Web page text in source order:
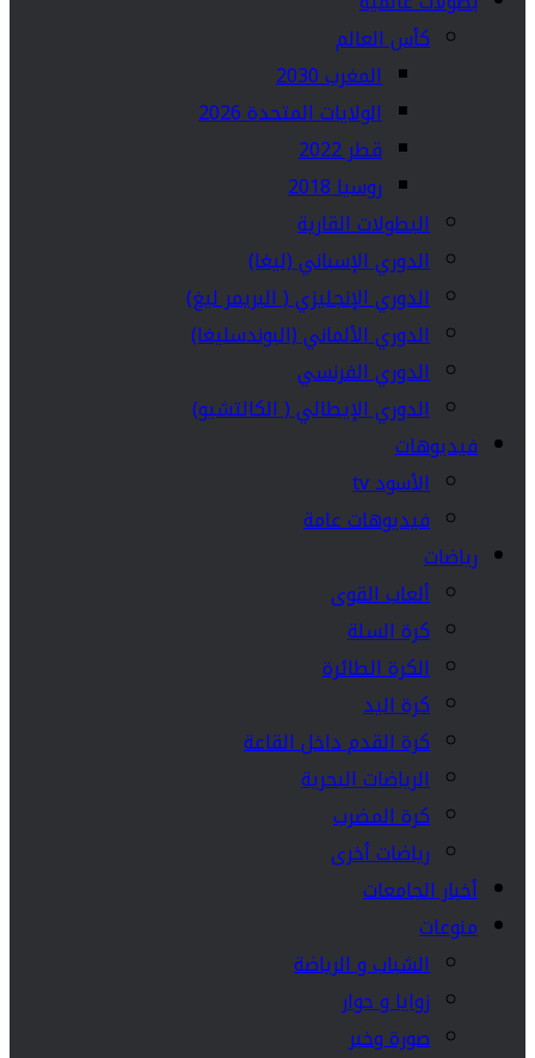
كأس العالم
المغرب 2030
الولايات المتحدة 2026
قطر 2022
روسيا 2018
البطولات القارية
الدوري الإسباني (ليغا)
الدوري الإنجليزي ( البريمر ليغ)
الدوري الألماني (البوندسليغا)
الدوري الفرنسي
الدوري الإيطالي ( الكالتشيو)
فيديوهات
الأسود tv
فيديوهات عامة
رياضات
ألعاب القوى
كرة السلة
الكرة الطائرة
كرة اليد
كرة القدم داخل القاعة
الرياضات البحرية
كرة المضرب
رياضات أخرى
أخبار الجامعات
منوعات
الشباب و الرياضة
زوايا و حوار
صورة وخبر